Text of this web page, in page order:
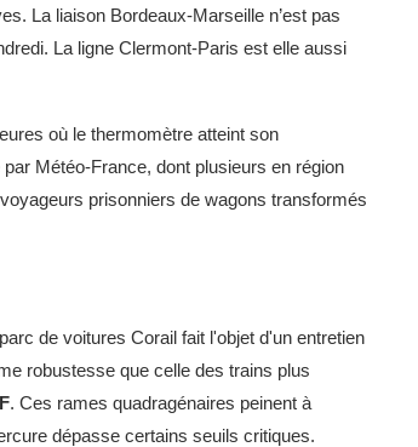
La liaison Bordeaux-Marseille n’est pas
La ligne Clermont-Paris est elle aussi
où le thermomètre atteint son
Météo-France, dont plusieurs en région
prisonniers de wagons transformés
de voitures Corail fait l'objet d'un entretien
robustesse que celle des trains plus
. Ces rames quadragénaires peinent à
dépasse certains seuils critiques.